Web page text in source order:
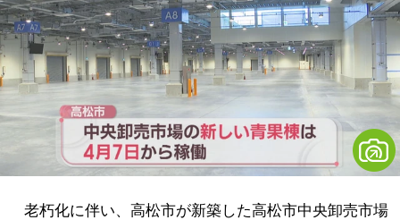
老朽化に伴い、高松市が新築した高松市中央卸売市場